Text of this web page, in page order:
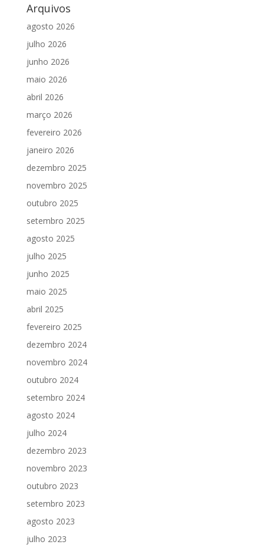
Arquivos
agosto 2026
julho 2026
junho 2026
maio 2026
abril 2026
março 2026
fevereiro 2026
janeiro 2026
dezembro 2025
novembro 2025
outubro 2025
setembro 2025
agosto 2025
julho 2025
junho 2025
maio 2025
abril 2025
fevereiro 2025
dezembro 2024
novembro 2024
outubro 2024
setembro 2024
agosto 2024
julho 2024
dezembro 2023
novembro 2023
outubro 2023
setembro 2023
agosto 2023
julho 2023